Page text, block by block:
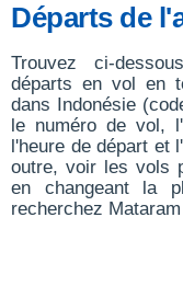
Départs de
Trouvez ci-
départs en vol en
dans Indonésie
le numéro de vol,
l'heure de départ et
outre, voir les vols
en changeant la
recherchez